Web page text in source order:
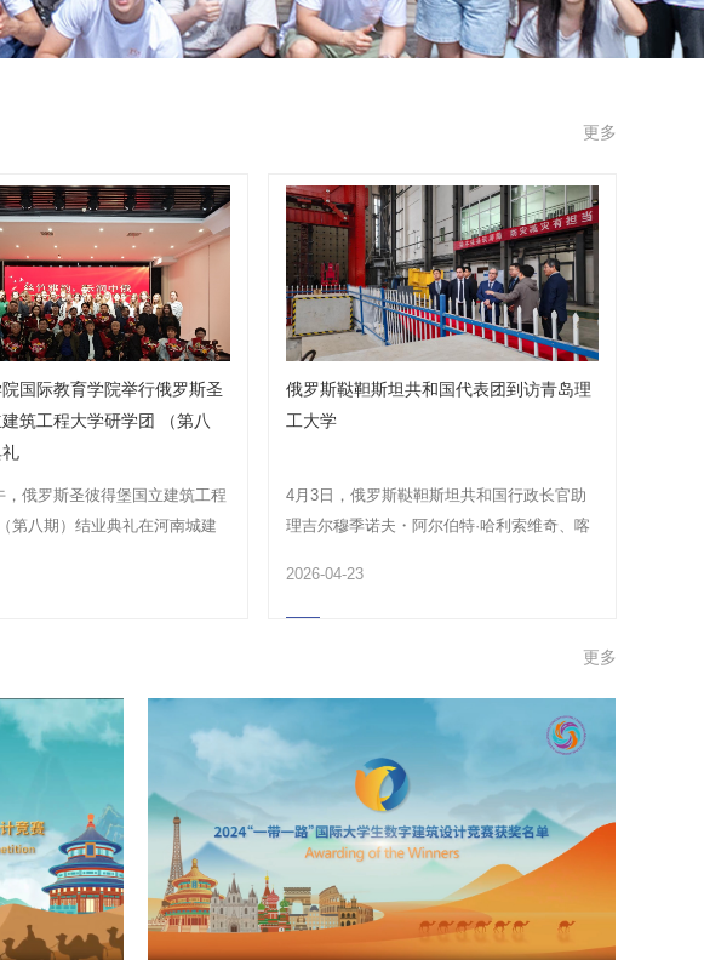
更多
国际教育学院举行俄罗斯圣
筑工程大学研学团 （第八
，俄罗斯圣彼得堡国立建筑工程
第八期）结业典礼在河南城建
俄罗斯鞑靼斯坦共和国代表团到访青岛理
工大学
4月3日，俄罗斯鞑靼斯坦共和国行政长官助
理吉尔穆季诺夫・阿尔伯特·哈利索维奇、喀
2026-04-23
更多